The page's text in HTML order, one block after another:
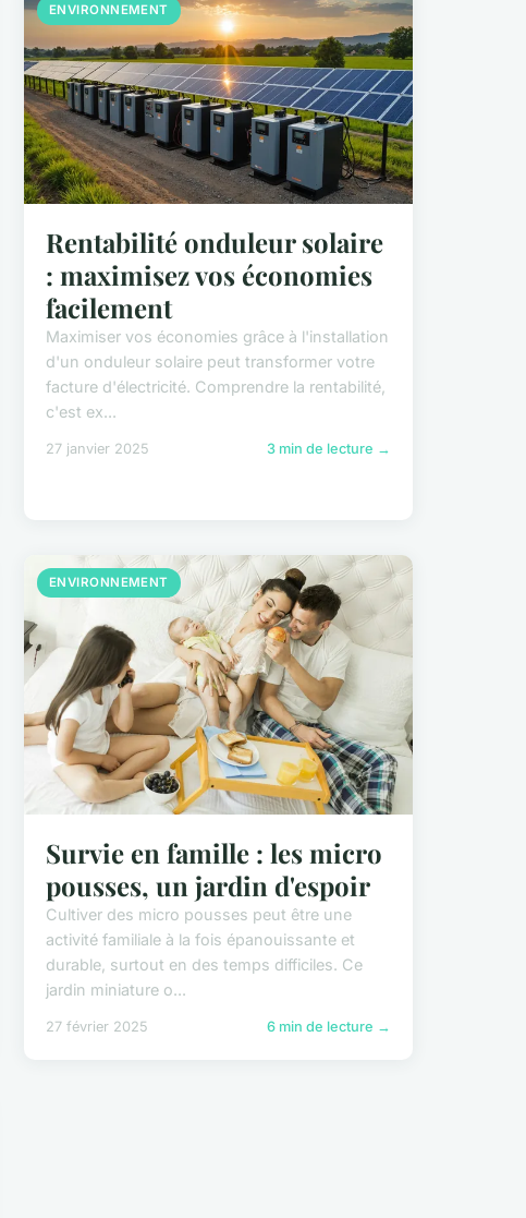
ENVIRONNEMENT
Rentabilité onduleur solaire
: maximisez vos économies
facilement
Maximiser vos économies grâce à l'installation
d'un onduleur solaire peut transformer votre
facture d'électricité. Comprendre la rentabilité,
c'est ex...
27 janvier 2025 3 min de lecture →
ENVIRONNEMENT
Survie en famille : les micro
pousses, un jardin d'espoir
Cultiver des micro pousses peut être une
activité familiale à la fois épanouissante et
durable, surtout en des temps difficiles. Ce
jardin miniature o...
27 février 2025 6 min de lecture →